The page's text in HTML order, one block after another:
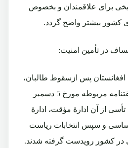
برای علاقمندان و بخصوص
کشور بیشتر واضح گردد.
در تأمین امنیت:
افغانستان پس ازسقوط طالبان،
ازکنفرانس "بن" و موافقتنامه مربوطه مورخ 5 دسمبر
به تأسی از آن ادارۀ مؤقت، ادارۀ
اساسی و سپس انتخابات ریاست
در کشور رویدست گرفته شدند.